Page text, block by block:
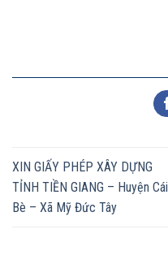
XIN GIẤY PHÉP XÂY DỰNG
TỈNH TIỀN GIANG – Huyện Cái
Bè – Xã Mỹ Đức Tây